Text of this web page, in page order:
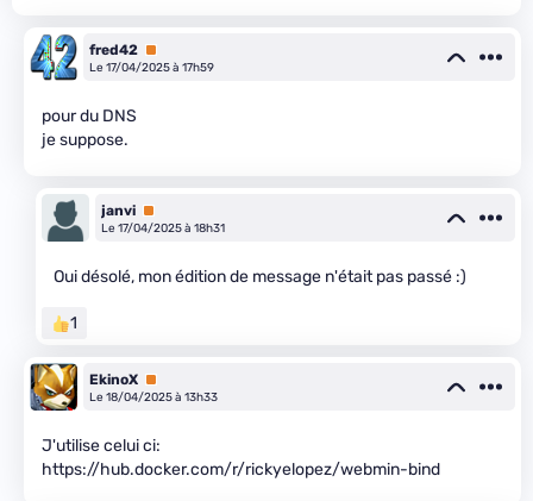
fred42 Premium
Le 17/04/2025 à 17h59
pour du DNS
je suppose.
janvi Premium
Le 17/04/2025 à 18h31
Oui désolé, mon édition de message n'était pas passé :)
1
EkinoX Premium
Le 18/04/2025 à 13h33
J'utilise celui ci:
https://hub.docker.com/r/rickyelopez/webmin-bind